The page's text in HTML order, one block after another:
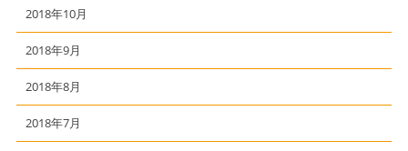
2018年10月
2018年9月
2018年8月
2018年7月